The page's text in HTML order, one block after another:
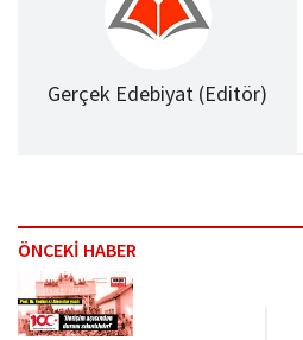
Gerçek Edebiyat (Editör)
ÖNCEKİ HABER